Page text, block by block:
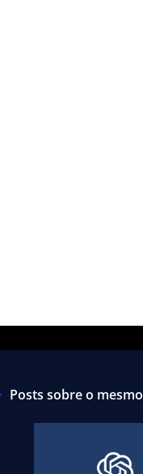
Posts sobre o